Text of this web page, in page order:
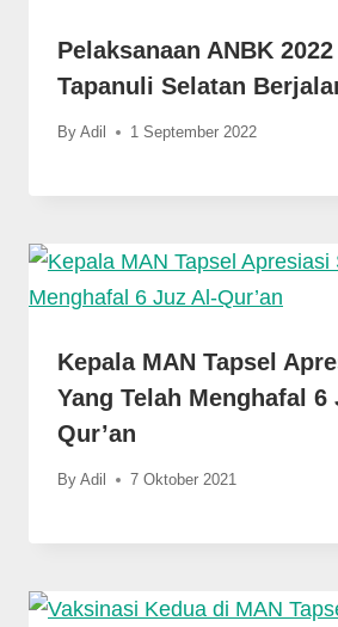
Pelaksanaan ANBK
Tapanuli Selatan
By Adil 1 September 2022
Kepala MAN Tapsel
Yang Telah Menghafal 6
Qur’an
By Adil 7 Oktober 2021